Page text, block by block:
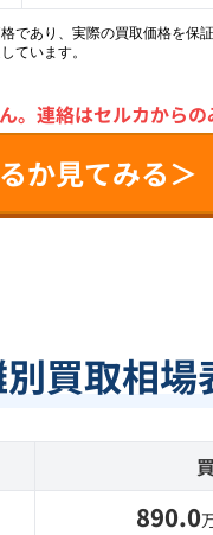
あり、実際の買取価格を保証
ています。
。 連絡はセルカからの
か見てみる＞
買取相場
890.0